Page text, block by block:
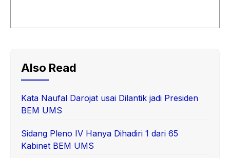
Also Read
Kata Naufal Darojat usai Dilantik jadi Presiden
BEM UMS
Sidang Pleno IV Hanya Dihadiri 1 dari 65
Kabinet BEM UMS